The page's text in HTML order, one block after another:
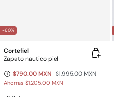
-60%
Cortefiel
Zapato nautico piel
$790.00 MXN $1,995.00 MXN
Ahorras $1,205.00 MXN